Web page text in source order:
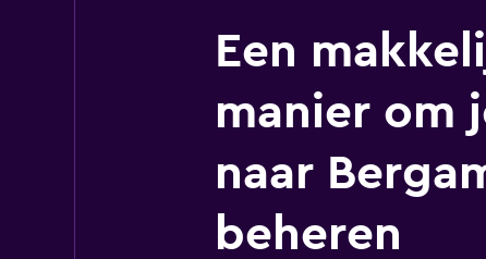
Een
manier om
naar
beheren